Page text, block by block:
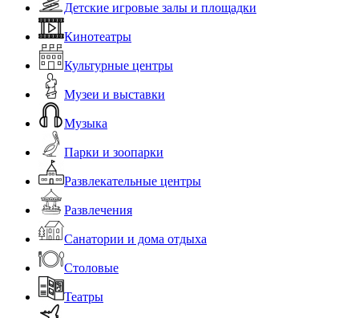
Детские игровые залы и площадки
Кинотеатры
Культурные центры
Музеи и выставки
Музыка
Парки и зоопарки
Развлекательные центры
Развлечения
Санатории и дома отдыха
Столовые
Театры